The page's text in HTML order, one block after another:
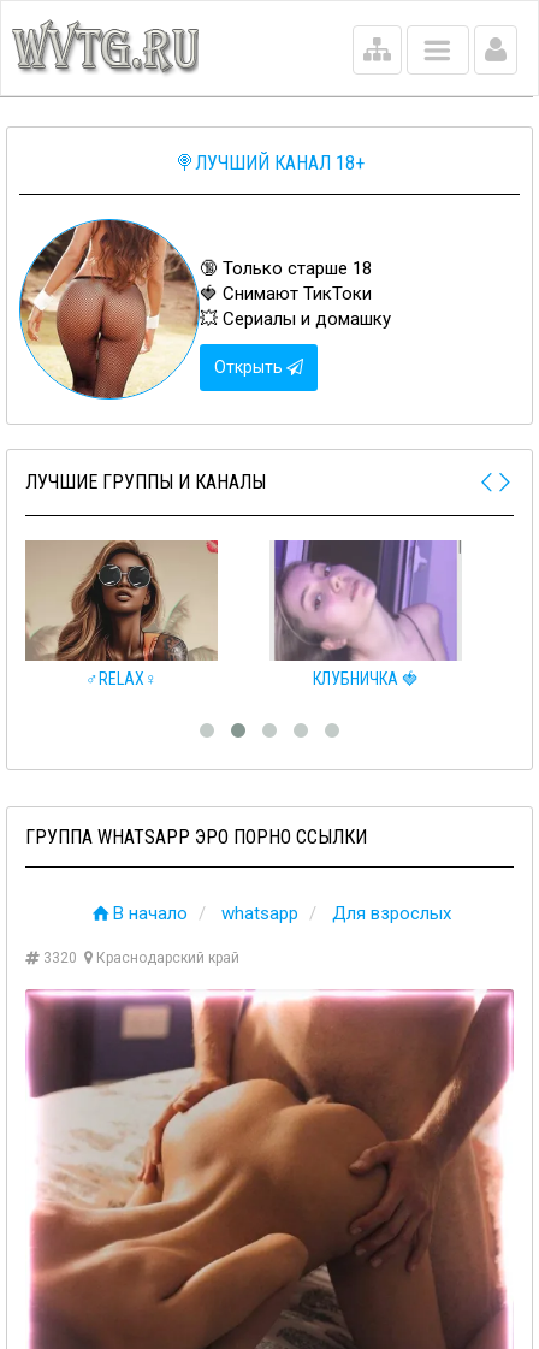
Main
menu
🍭ЛУЧШИЙ КАНАЛ 18+
🔞 Только старше 18
🍓 Снимают ТикТоки
💥 Сериалы и домашку
Открыть
ЛУЧШИЕ ГРУППЫ И КАНАЛЫ
ГРУППА WHATSAPP ЭРО ПОРНО ССЫЛКИ
В начало whatsapp Для взрослых
3320 Краснодарский край